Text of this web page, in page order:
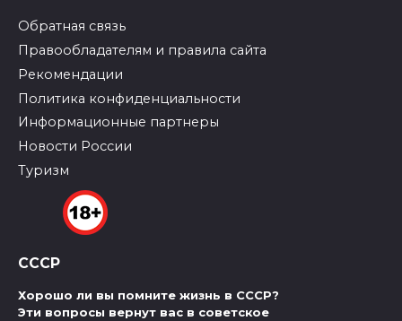
Обратная связь
Правообладателям и правила сайта
Рекомендации
Политика конфиденциальности
Информационные партнеры
Новости России
Туризм
СССР
Хорошо ли вы помните жизнь в СССР?
Эти вопросы вернут вас в советское